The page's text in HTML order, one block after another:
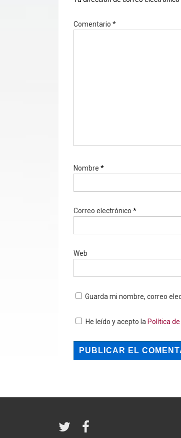
Comentario *
Nombre *
Correo electrónico *
Web
Guarda mi nombre, correo
He leído y acepto la Política